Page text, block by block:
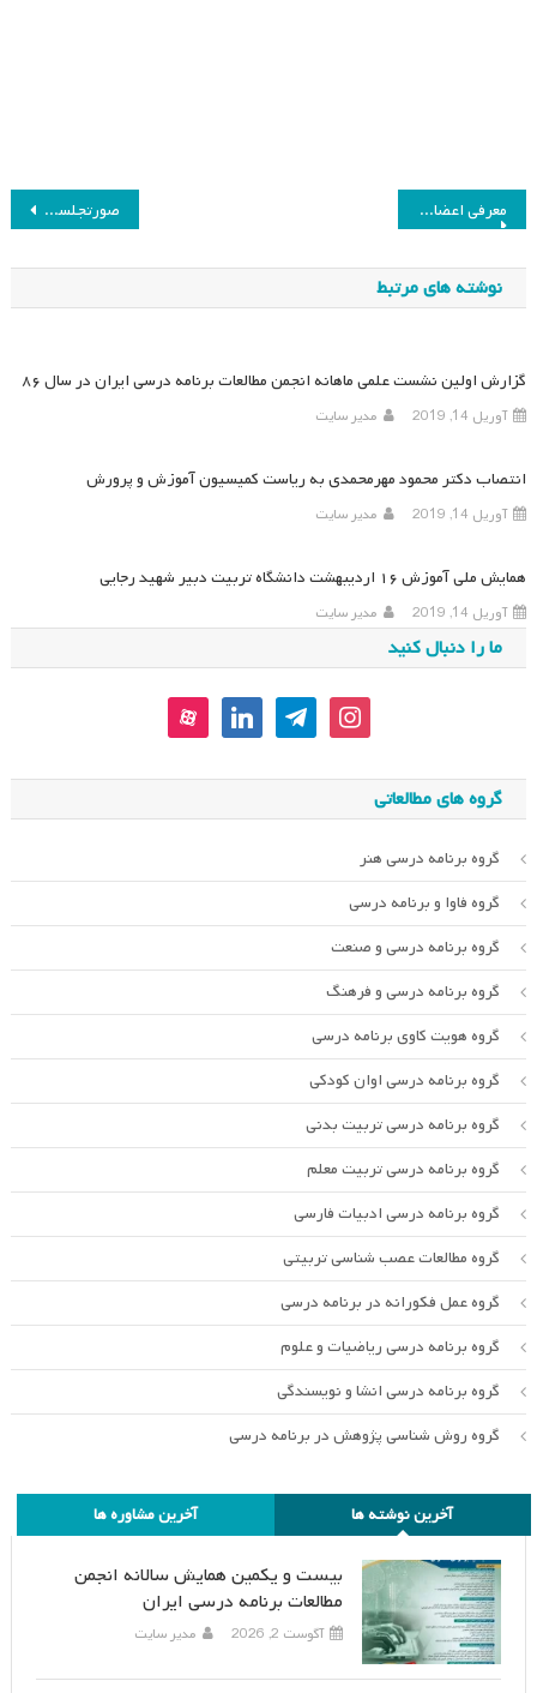
راهبری
نوشته
صورتجلسه کمیته دانشجویی ۵ خرداد ماه ۹۴ معرفی اعضا هیات مدیره جدید انجمن مطالعات برنامه درسی ایران
نوشته های مرتبط
گزارش اولین نشست علمی ماهانه انجمن مطالعات برنامه درسی ایران در سال ۸۶
آوریل 14, 2019 مدیر سایت
انتصاب دکتر محمود مهرمحمدی به ریاست کمیسیون آموزش و پرورش
آوریل 14, 2019 مدیر سایت
همایش ملی آموزش ۱۶ اردیبهشت دانشگاه تربیت دبیر شهید رجایی
آوریل 14, 2019 مدیر سایت
ما را دنبال کنید
instagram
telegram
linkedin
aparat
گروه های مطالعاتی
گروه برنامه درسی هنر
گروه فاوا و برنامه درسی
گروه برنامه درسی و صنعت
گروه برنامه درسی و فرهنگ
گروه هویت کاوی برنامه درسی
گروه برنامه درسی اوان کودکی
گروه برنامه درسی تربیت بدنی
گروه برنامه درسی تربیت معلم
گروه برنامه درسی ادبیات فارسی
گروه مطالعات عصب شناسی تربیتی
گروه عمل فکورانه در برنامه درسی
گروه برنامه درسی ریاضیات و علوم
گروه برنامه درسی انشا و نویسندگی
گروه روش شناسی پژوهش در برنامه درسی
آخرین نوشته ها آخرین مشاوره ها
بیست و یکمین همایش سالانه انجمن
مطالعات برنامه درسی ایران
آگوست 2, 2026 مدیر سایت